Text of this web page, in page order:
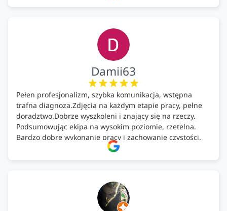
Damii63
Pełen profesjonalizm, szybka komunikacja, wstępna
trafna diagnoza.Zdjęcia na każdym etapie pracy, pełne
doradztwo.Dobrze wyszkoleni i znający się na rzeczy.
Podsumowując ekipa na wysokim poziomie, rzetelna.
Bardzo dobre wykonanie pracy i zachowanie czystości.